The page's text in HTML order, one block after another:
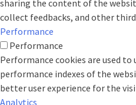
sharing the content of the
collect feedbacks, and other
Performance
Performance
Performance cookies are used
performance indexes of the
better user experience for the
Analytics